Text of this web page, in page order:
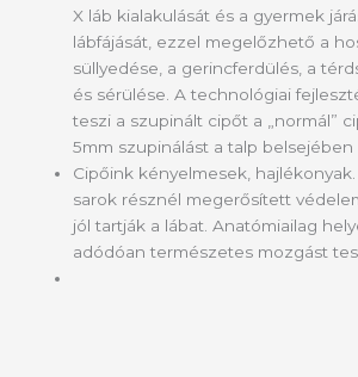
X láb kialakulását és a gyermek
lábfájását, ezzel megelőzhető a
süllyedése, a gerincferdülés, a
és sérülése. A technológiai
teszi a szupinált cipőt a „normál”
5mm szupinálást a talp belsejében
Cipőink kényelmesek,
sarok résznél megerősített
jól tartják a lábat. Anatómiailag
adódóan természetes mozgást